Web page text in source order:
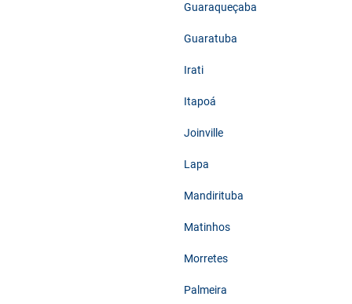
Guaraqueçaba
Guaratuba
Irati
Itapoá
Joinville
Lapa
Mandirituba
Matinhos
Morretes
Palmeira